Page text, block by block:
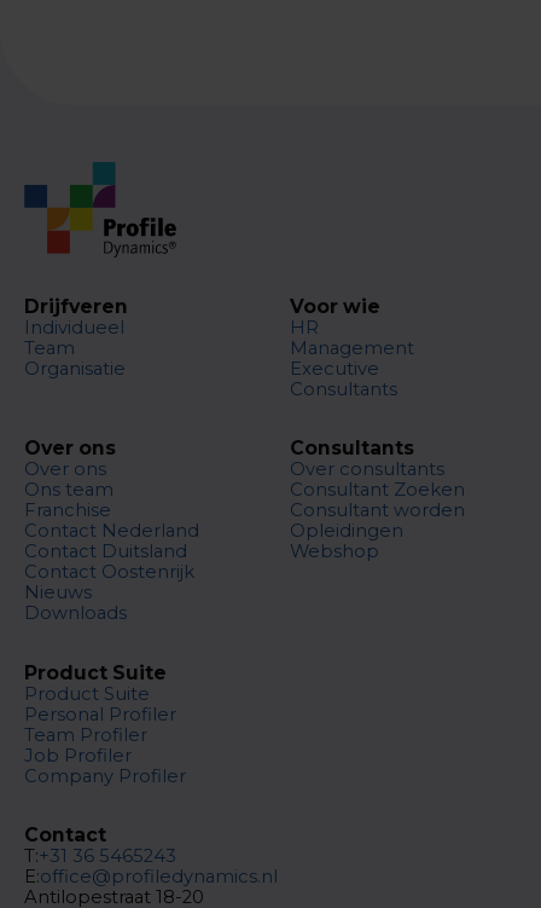
Drijfveren
Individueel
Team
Organisatie
Voor wie
HR
Management
Executive
Consultants
Over ons
Over ons
Ons team
Franchise
Contact Nederland
Contact Duitsland
Contact Oostenrijk
Nieuws
Downloads
Consultants
Over consultants
Consultant Zoeken
Consultant worden
Opleidingen
Webshop
Product Suite
Product Suite
Personal Profiler
Team Profiler
Job Profiler
Company Profiler
Contact
T:+31 36 5465243
E:office@profiledynamics.nl
Antilopestraat 18-20